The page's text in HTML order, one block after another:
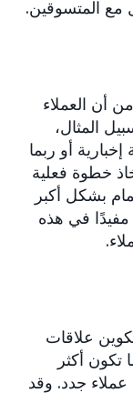
مع المتسوقين.
أن العملاء
المثال،
أو ربما
خطوة فعلية
بشكل أكبر
بعد إثارة فضولهم. قد يكون اختبار A/B مفيدًا في هذه
علاقات
تكون أكثر
جدد. وقد